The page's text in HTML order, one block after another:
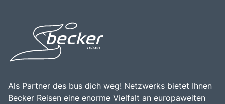
Als Partner des bus dich weg! Netzwerks bietet Ihnen
Becker Reisen eine enorme Vielfalt an europaweiten